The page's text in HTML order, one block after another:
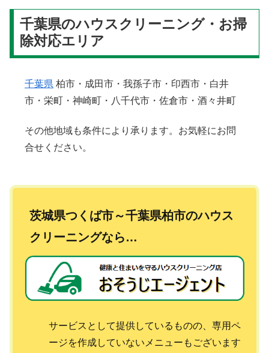
千葉県のハウスクリーニング・お掃
除対応エリア
千葉県 柏市・成田市・我孫子市・印西市・白井
市・栄町・神崎町・八千代市・佐倉市・酒々井町
その他地域も条件により承ります。お気軽にお問
合せください。
茨城県つくば市～千葉県柏市のハウス
クリーニングなら…
サービスとして提供しているものの、専用ペ
ージを作成していないメニューもございます